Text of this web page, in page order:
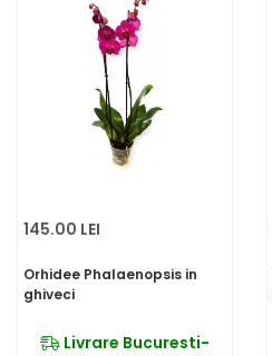
145.00 LEI
Orhidee Phalaenopsis in
ghiveci
Livrare Bucuresti-